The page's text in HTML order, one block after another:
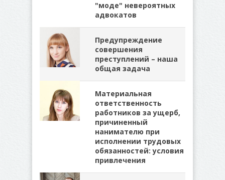
"моде" невероятных
адвокатов
Предупреждение
совершения
преступлений – наша
общая задача
Материальная
ответственность
работников за ущерб,
причиненный
нанимателю при
исполнении трудовых
обязанностей: условия
привлечения